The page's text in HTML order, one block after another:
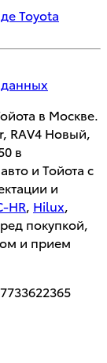
Toyota
в Москве.
RAV4 Новый,
в
и Тойота с
и
HR, Hilux,
покупкой,
и прием